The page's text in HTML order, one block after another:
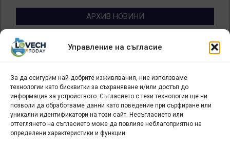
Управление на съгласие
За да осигурим най-добрите изживявания, ние използваме
технологии като бисквитки за съхраняване и/или достъп до
информация за устройството. Съгласието с тези технологии ще ни
позволи да обработваме данни като поведение при сърфиране или
уникални идентификатори на този сайт. Несъгласието или
оттеглянето на съгласието може да повлияе неблагоприятно на
определени характеристики и функции.
АРХИВ НОВИНИ
Архив
новини
БИЗНЕС
Арт галерия "Мостове" – магазин за изкуство
СЕВЕРОЗАПАДА ИНФОРМАЦИОНЕН БИЗНЕС
ТУРИСТИЧЕСКИ КЛЪСТЕР